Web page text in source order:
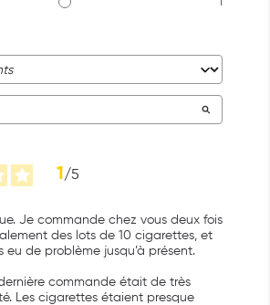
1
1 /5
Je commande chez vous deux fois
des lots de 10 cigarettes, et
eu de problème jusqu’à présent.
commande était de très
Les cigarettes étaient presque